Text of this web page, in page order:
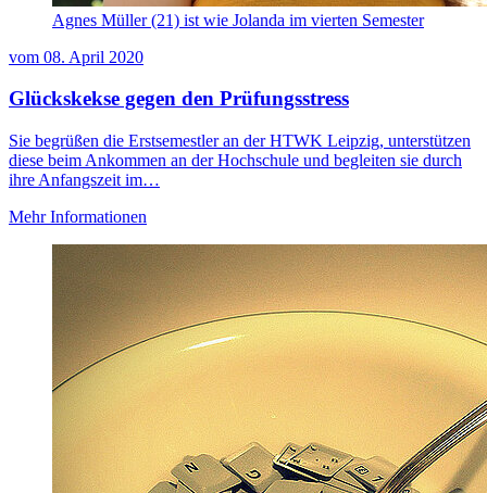
Agnes Müller (21) ist wie Jolanda im vierten Semester
vom 08. April 2020
Glückskekse gegen den Prüfungsstress
Sie begrüßen die Erstsemestler an der HTWK Leipzig, unterstützen
diese beim Ankommen an der Hochschule und begleiten sie durch
ihre Anfangszeit im…
Mehr Informationen